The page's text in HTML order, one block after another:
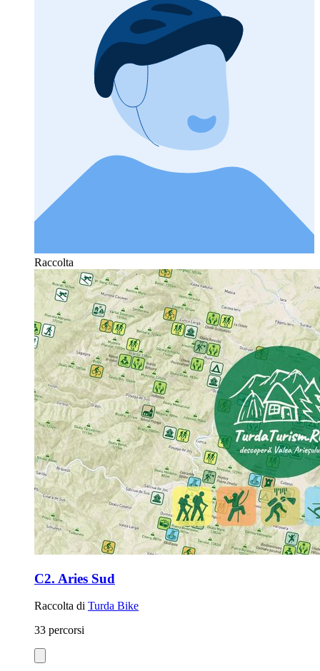
Raccolta
C2. Aries Sud
Raccolta di Turda Bike
33 percorsi